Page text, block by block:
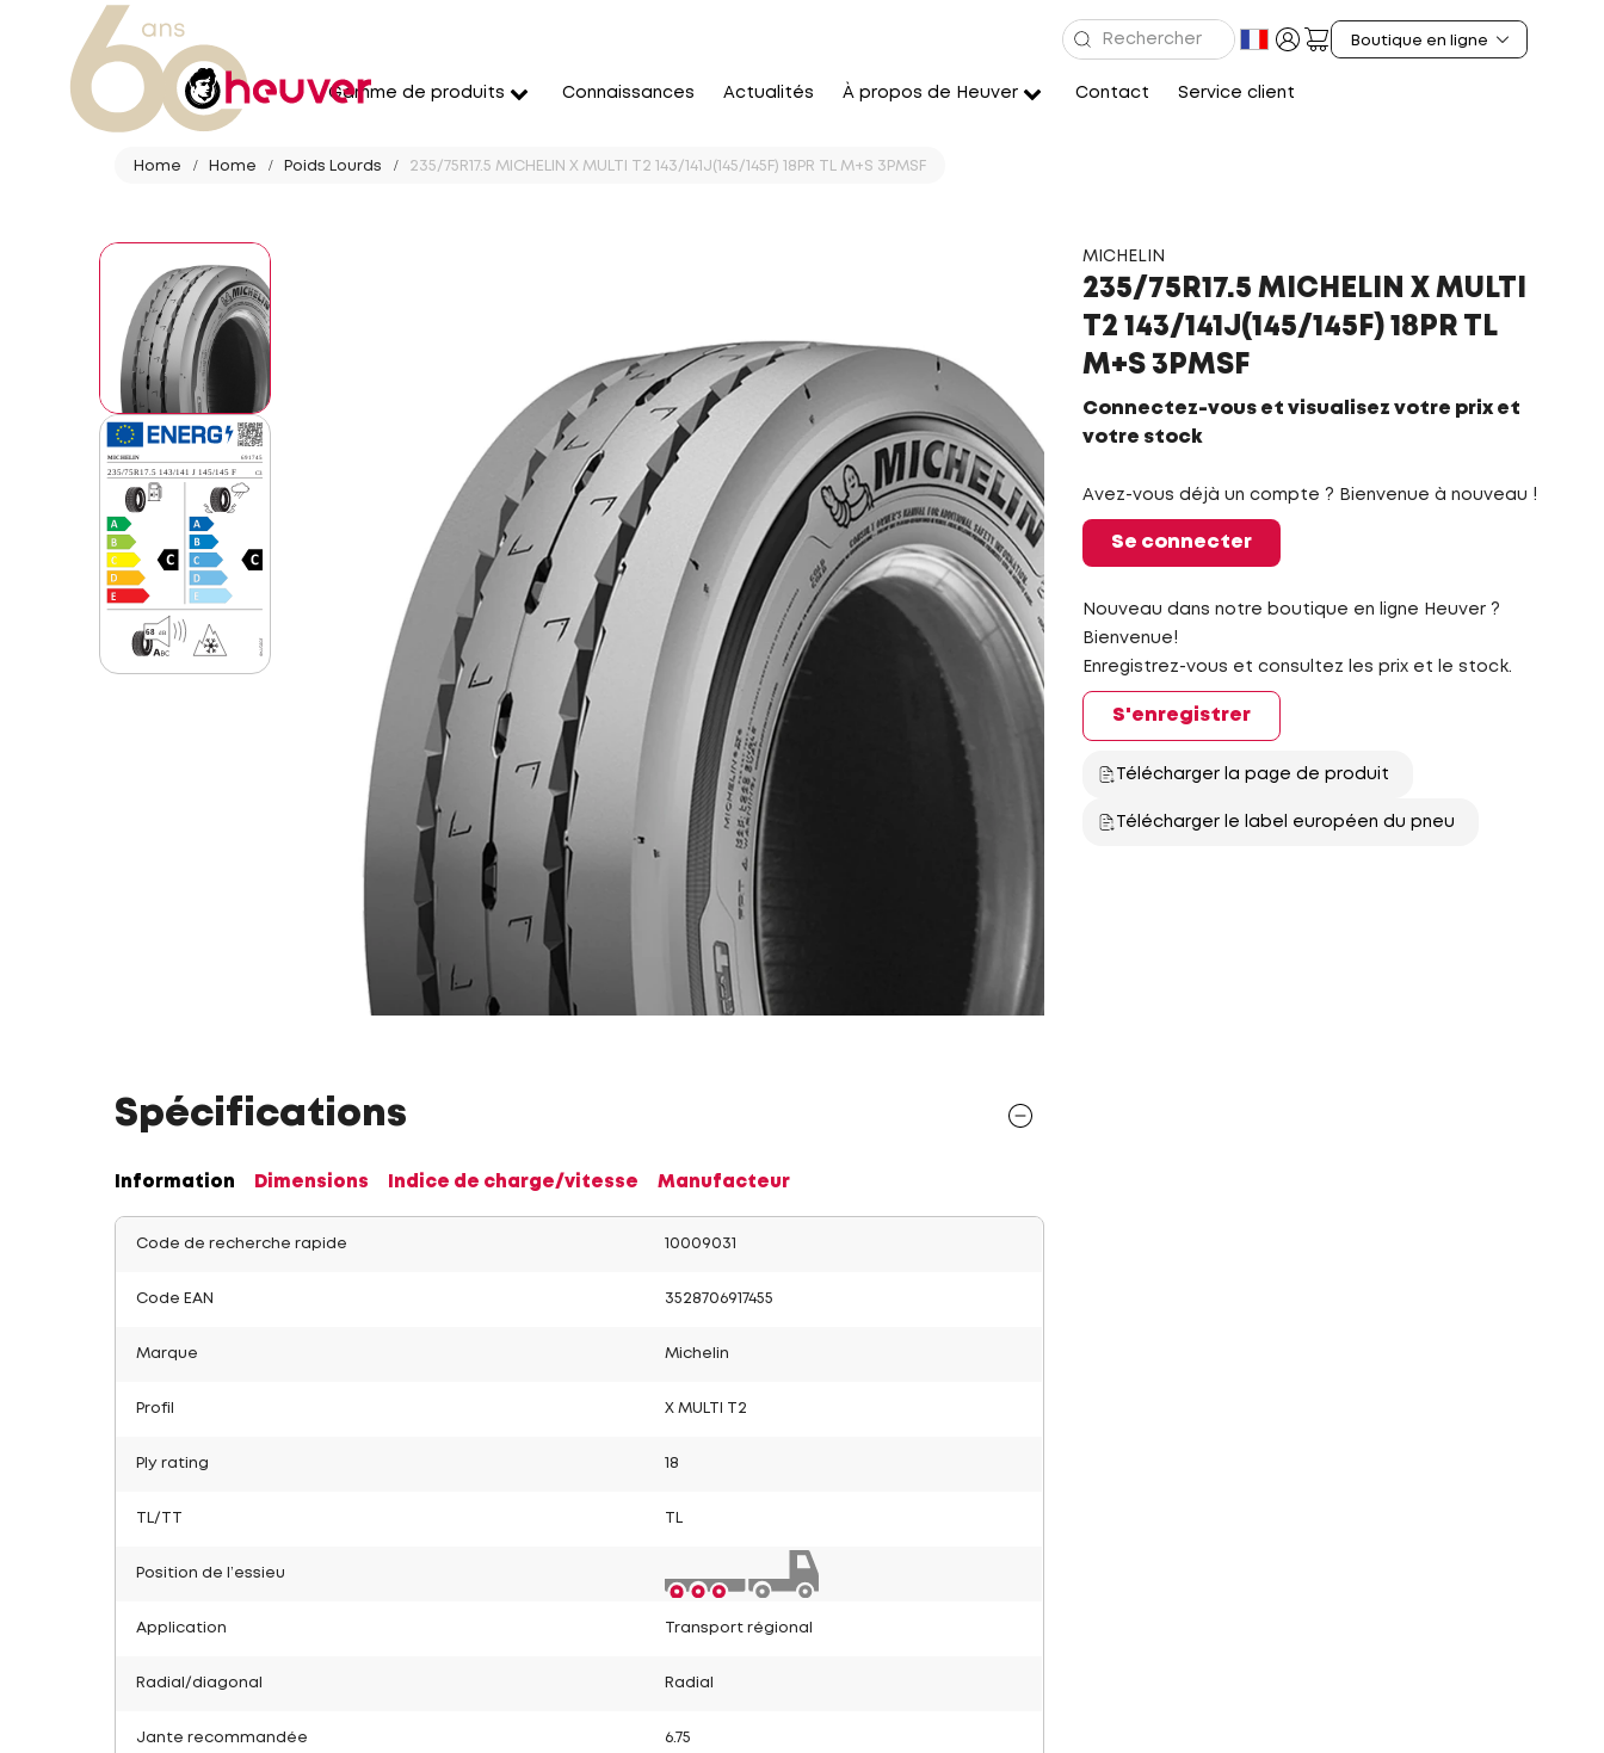
Gamme de produits Connaissances Actualités À propos de Heuver Contact Service client
Home Home Poids Lourds 235/75R17.5 MICHELIN X MULTI T2 143/141J(145/145F) 18PR TL M+S 3PMSF
MICHELIN
235/75R17.5 MICHELIN X MULTI
T2 143/141J(145/145F) 18PR TL
M+S 3PMSF
Connectez-vous et visualisez votre prix et
votre stock
Avez-vous déjà un compte ? Bienvenue à nouveau !
Se connecter
Nouveau dans notre boutique en ligne Heuver ?
Bienvenue!
Enregistrez-vous et consultez les prix et le stock.
S'enregistrer
Télécharger la page de produit
Télécharger le label européen du pneu
Spécifications
Information Dimensions Indice de charge/vitesse Manufacteur
Code de recherche rapide 10009031
Code EAN 3528706917455
Marque Michelin
Profil X MULTI T2
Ply rating 18
TL/TT
Position de l’essieu
Application Transport régional
Radial/diagonal Radial
Jante recommandée 6.75